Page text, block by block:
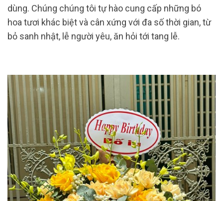
dùng. Chúng chúng tôi tự hào cung cấp những bó
hoa tươi khác biệt và cân xứng với đa số thời gian, từ
bỏ sanh nhật, lễ người yêu, ăn hỏi tới tang lễ.